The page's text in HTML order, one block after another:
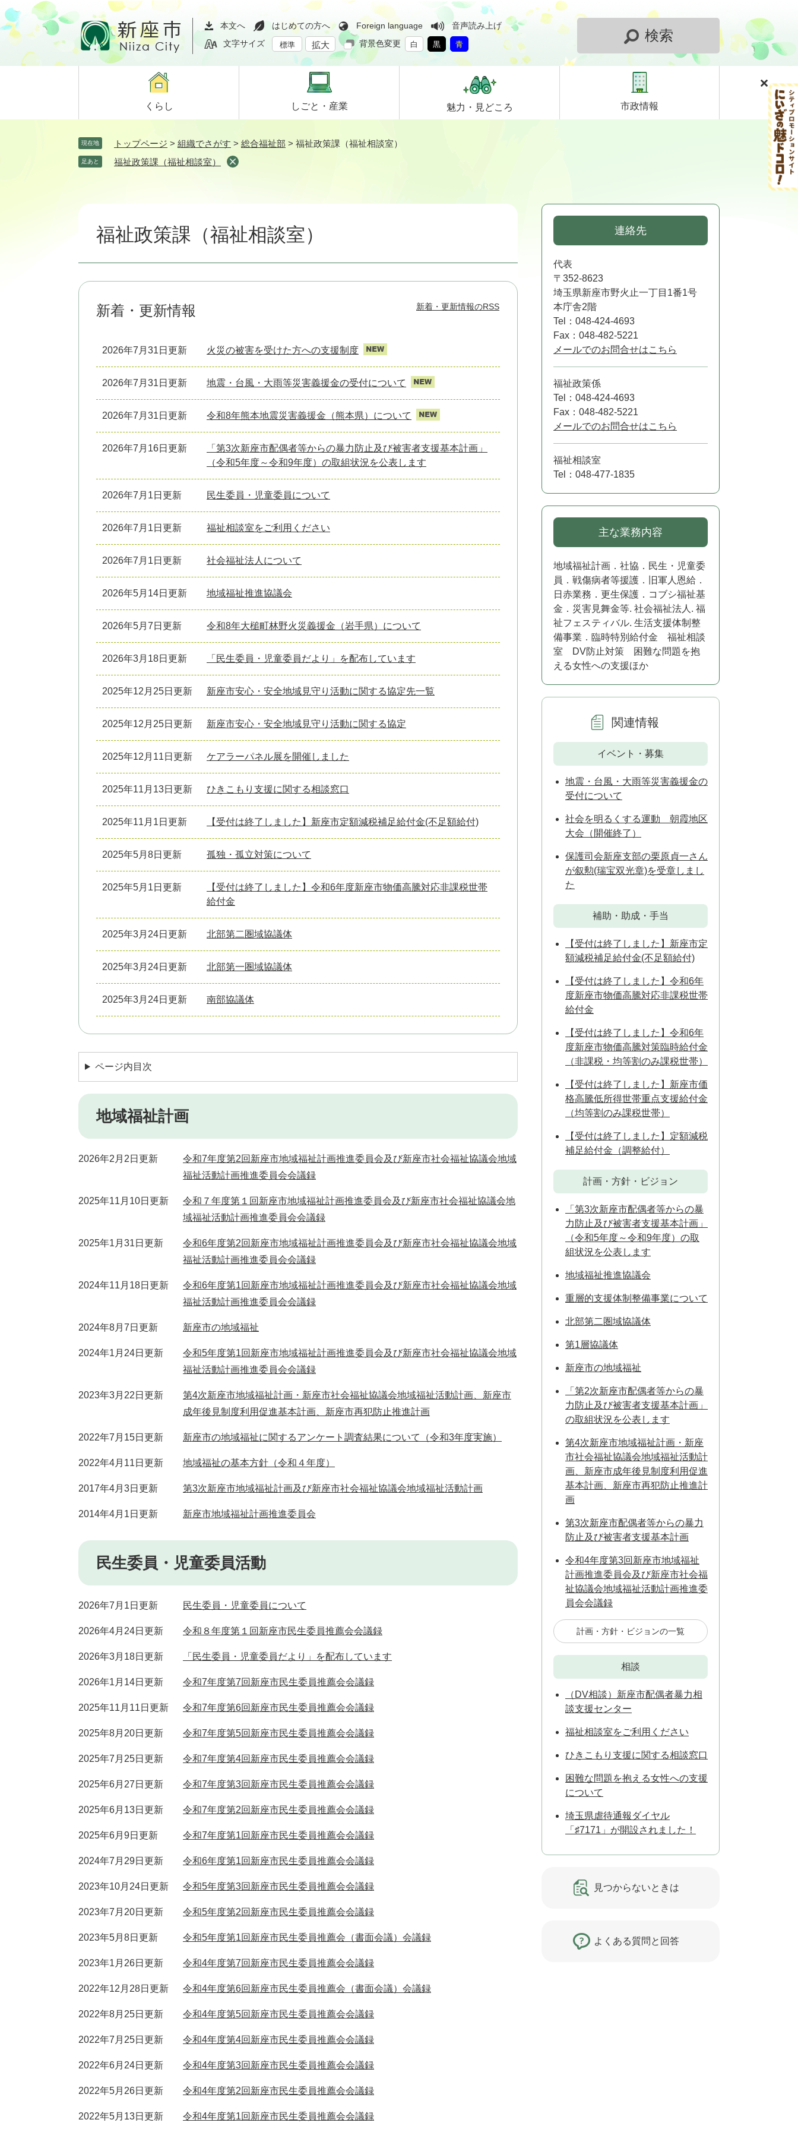
ペ
ー
ジ
メ
ニ
ュ
て
本文へ はじめての方へ Foreign language
音声読み上げ
文字サイズ
標準 拡大 背景色変更 白 黒 青
検索
くらし しごと・ 産業 魅力・ 見どころ 市政情報
現在地 トップページ > 組織でさがす > 総合福祉部 > 福祉政策課（福祉相談室）
足あと 福祉政策課（福祉相談室）
福祉政策課（福祉相談室）
新着・更新情報
2026年7月31日更新 火災の被害を受けた方への支援制度
2026年7月31日更新 地震・台風・大雨等災害義援金の受付について
2026年7月31日更新 令和8年熊本地震災害義援金（熊本県）について
2026年7月16日更新
「第3次新座市配偶者等からの暴力防止及び被害者支援基本計画」
（令和5年度～令和9年度）の取組状況を公表します
2026年7月1日更新 民生委員・児童委員について
2026年7月1日更新 福祉相談室をご利用ください
2026年7月1日更新 社会福祉法人について
2026年5月14日更新 地域福祉推進協議会
2026年5月7日更新 令和8年大槌町林野火災義援金（岩手県）について
2026年3月18日更新 「民生委員・児童委員だより」を配布しています
2025年12月25日更新 新座市安心・安全地域見守り活動に関する協定先一覧
2025年12月25日更新 新座市安心・安全地域見守り活動に関する協定
2025年12月11日更新 ケアラーパネル展を開催しました
2025年11月13日更新 ひきこもり支援に関する相談窓口
2025年11月1日更新 【受付は終了しました】新座市定額減税補足給付金(不足額給付)
2025年5月8日更新 孤独・孤立対策について
2025年5月1日更新
【受付は終了しました】令和6年度新座市物価高騰対応非課税世帯
給付金
2025年3月24日更新 北部第二圏域協議体
2025年3月24日更新 北部第一圏域協議体
2025年3月24日更新 南部協議体
新着・更新情報のRSS
ページ内目次
地域福祉計画
2026年2月2日更新
令和7年度第2回新座市地域福祉計画推進委員会及び新座市社会福祉協議会地域
福祉活動計画推進委員会会議録
2025年11月10日更新
令和７年度第１回新座市地域福祉計画推進委員会及び新座市社会福祉協議会地
域福祉活動計画推進委員会会議録
2025年1月31日更新
令和6年度第2回新座市地域福祉計画推進委員会及び新座市社会福祉協議会地域
福祉活動計画推進委員会会議録
2024年11月18日更新
令和6年度第1回新座市地域福祉計画推進委員会及び新座市社会福祉協議会地域
福祉活動計画推進委員会会議録
2024年8月7日更新 新座市の地域福祉
2024年1月24日更新
令和5年度第1回新座市地域福祉計画推進委員会及び新座市社会福祉協議会地域
福祉活動計画推進委員会会議録
2023年3月22日更新
第4次新座市地域福祉計画・新座市社会福祉協議会地域福祉活動計画、新座市
成年後見制度利用促進基本計画、新座市再犯防止推進計画
2022年7月15日更新 新座市の地域福祉に関するアンケート調査結果について（令和3年度実施）
2022年4月11日更新 地域福祉の基本方針（令和４年度）
2017年4月3日更新 第3次新座市地域福祉計画及び新座市社会福祉協議会地域福祉活動計画
2014年4月1日更新 新座市地域福祉計画推進委員会
民生委員・児童委員活動
2026年7月1日更新 民生委員・児童委員について
2026年4月24日更新 令和８年度第１回新座市民生委員推薦会会議録
2026年3月18日更新 「民生委員・児童委員だより」を配布しています
2026年1月14日更新 令和7年度第7回新座市民生委員推薦会会議録
2025年11月11日更新 令和7年度第6回新座市民生委員推薦会会議録
2025年8月20日更新 令和7年度第5回新座市民生委員推薦会会議録
2025年7月25日更新 令和7年度第4回新座市民生委員推薦会会議録
2025年6月27日更新 令和7年度第3回新座市民生委員推薦会会議録
2025年6月13日更新 令和7年度第2回新座市民生委員推薦会会議録
2025年6月9日更新 令和7年度第1回新座市民生委員推薦会会議録
2024年7月29日更新 令和6年度第1回新座市民生委員推薦会会議録
2023年10月24日更新 令和5年度第3回新座市民生委員推薦会会議録
2023年7月20日更新 令和5年度第2回新座市民生委員推薦会会議録
2023年5月8日更新 令和5年度第1回新座市民生委員推薦会（書面会議）会議録
2023年1月26日更新 令和4年度第7回新座市民生委員推薦会会議録
2022年12月28日更新 令和4年度第6回新座市民生委員推薦会（書面会議）会議録
2022年8月25日更新 令和4年度第5回新座市民生委員推薦会会議録
2022年7月25日更新 令和4年度第4回新座市民生委員推薦会会議録
2022年6月24日更新 令和4年度第3回新座市民生委員推薦会会議録
2022年5月26日更新 令和4年度第2回新座市民生委員推薦会会議録
2022年5月13日更新 令和4年度第1回新座市民生委員推薦会会議録
連絡先
代表
〒352-8623
埼玉県新座市野火止一丁目1番1号
本庁舎2階
Tel：048-424-4693
Fax：048-482-5221
メールでのお問合せはこちら
福祉政策係
Tel：048-424-4693
Fax：048-482-5221
メールでのお問合せはこちら
福祉相談室
Tel：048-477-1835
主な業務内容
地域福祉計画．社協．民生・児童委
員．戦傷病者等援護．旧軍人恩給．
日赤業務．更生保護．コブシ福祉基
金．災害見舞金等. 社会福祉法人. 福
祉フェスティバル. 生活支援体制整
備事業．臨時特別給付金 福祉相談
室 DV防止対策 困難な問題を抱
える女性への支援ほか
関連情報
イベント・募集
地震・台風・大雨等災害義援金の
受付について
社会を明るくする運動 朝霞地区
大会（開催終了）
保護司会新座支部の栗原貞一さん
が叙勲(瑞宝双光章)を受章しまし
た
補助・助成・手当
【受付は終了しました】新座市定
額減税補足給付金(不足額給付)
【受付は終了しました】令和6年
度新座市物価高騰対応非課税世帯
給付金
【受付は終了しました】令和6年
度新座市物価高騰対策臨時給付金
（非課税・均等割のみ課税世帯）
【受付は終了しました】新座市価
格高騰低所得世帯重点支援給付金
（均等割のみ課税世帯）
【受付は終了しました】定額減税
補足給付金（調整給付）
計画・方針・ビジョン
「第3次新座市配偶者等からの暴
力防止及び被害者支援基本計画」
（令和5年度～令和9年度）の取
組状況を公表します
地域福祉推進協議会
重層的支援体制整備事業について
北部第二圏域協議体
第1層協議体
新座市の地域福祉
「第2次新座市配偶者等からの暴
力防止及び被害者支援基本計画」
の取組状況を公表します
第4次新座市地域福祉計画・新座
市社会福祉協議会地域福祉活動計
画、新座市成年後見制度利用促進
基本計画、新座市再犯防止推進計
画
第3次新座市配偶者等からの暴力
防止及び被害者支援基本計画
令和4年度第3回新座市地域福祉
計画推進委員会及び新座市社会福
祉協議会地域福祉活動計画推進委
員会会議録
計画・方針・ビジョンの一覧
相談
（DV相談）新座市配偶者暴力相
談支援センター
福祉相談室をご利用ください
ひきこもり支援に関する相談窓口
困難な問題を抱える女性への支援
について
埼玉県虐待通報ダイヤル
「♯7171」が開設されました！
見つからないときは
よくある質問と回答